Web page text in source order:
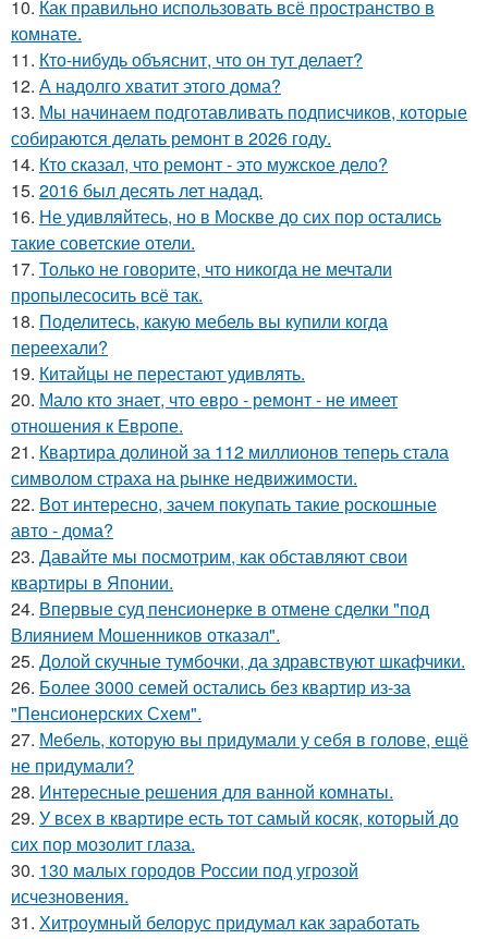
10. Как правильно использовать всё пространство в
комнате.
11. Кто-нибудь объяснит, что он тут делает?
12. А надолго хватит этого дома?
13. Мы начинаем подготавливать подписчиков, которые
собираются делать ремонт в 2026 году.
14. Кто сказал, что ремонт - это мужское дело?
15. 2016 был десять лет надад.
16. Не удивляйтесь, но в Москве до сих пор остались
такие советские отели.
17. Только не говорите, что никогда не мечтали
пропылесосить всё так.
18. Поделитесь, какую мебель вы купили когда
переехали?
19. Китайцы не перестают удивлять.
20. Мало кто знает, что евро - ремонт - не имеет
отношения к Европе.
21. Квартира долиной за 112 миллионов теперь стала
символом страха на рынке недвижимости.
22. Вот интересно, зачем покупать такие роскошные
авто - дома?
23. Давайте мы посмотрим, как обставляют свои
квартиры в Японии.
24. Впервые суд пенсионерке в отмене сделки "под
Влиянием Мошенников отказал".
25. Долой скучные тумбочки, да здравствуют шкафчики.
26. Более 3000 семей остались без квартир из-за
"Пенсионерских Схем".
27. Мебель, которую вы придумали у себя в голове, ещё
не придумали?
28. Интересные решения для ванной комнаты.
29. У всех в квартире есть тот самый косяк, который до
сих пор мозолит глаза.
30. 130 малых городов России под угрозой
исчезновения.
31. Хитроумный белорус придумал как заработать